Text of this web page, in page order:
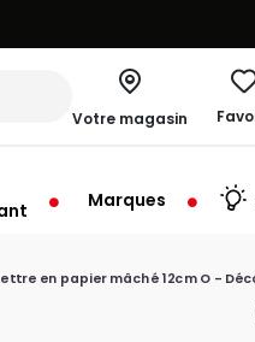
Votre magasin
à 19:30 Marques
en papier mâché 12cm O -